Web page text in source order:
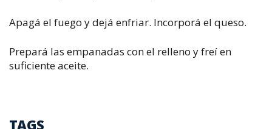
Apagá el fuego y dejá enfriar. Incorporá el queso.
Prepará las empanadas con el relleno y freí en
suficiente aceite.
TAGS